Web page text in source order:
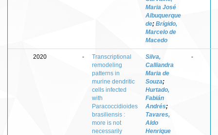
Maria José
Albuquerque
de; Brígido,
Marcelo de
Macedo
2020 -
Transcriptional
remodeling
patterns in
murine dendritic
cells infected
with
Paracoccidioides
brasiliensis :
more is not
necessarily
Silva,
Calliandra
Maria de
Souza;
Hurtado,
Fabián
Andrés;
Tavares,
Aldo
Henrique
-